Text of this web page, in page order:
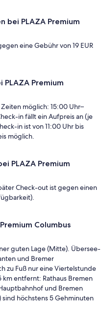
bei PLAZA Premium
eine Gebühr von 19 EUR
PLAZA Premium
möglich: 15:00 Uhr–
in fällt ein Aufpreis an (je
in ist von 11:00 Uhr bis
möglich.
PLAZA Premium
Check-out ist gegen einen
Columbus
guten Lage (Mitte). Übersee-
und Bremer
zu Fuß nur eine Viertelstunde
entfernt: Rathaus Bremen
und Bremen
höchstens 5 Gehminuten